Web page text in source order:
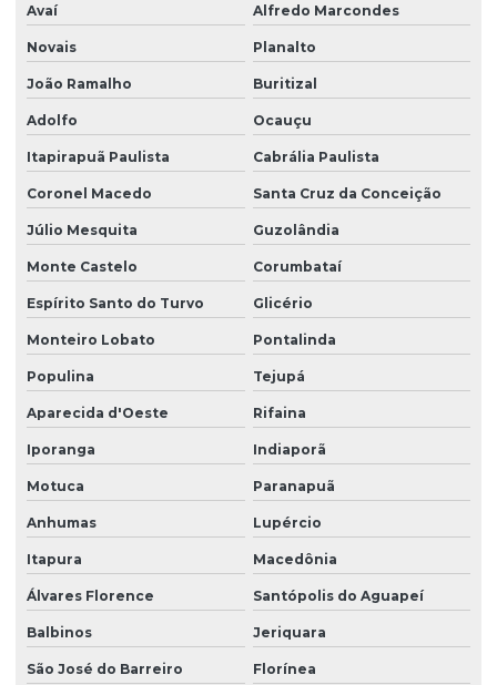
Avaí Alfredo Marcondes
Novais Planalto
João Ramalho Buritizal
Adolfo Ocauçu
Itapirapuã Paulista Cabrália Paulista
Coronel Macedo Santa Cruz da Conceição
Júlio Mesquita Guzolândia
Monte Castelo Corumbataí
Espírito Santo do Turvo Glicério
Monteiro Lobato Pontalinda
Populina Tejupá
Aparecida d'Oeste Rifaina
Iporanga Indiaporã
Motuca Paranapuã
Anhumas Lupércio
Itapura Macedônia
Álvares Florence Santópolis do Aguapeí
Balbinos Jeriquara
São José do Barreiro Florínea